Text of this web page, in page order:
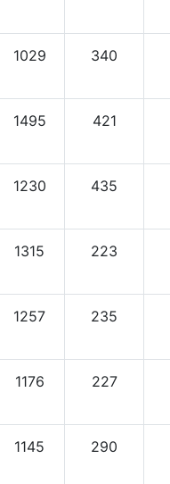
1029 340
1495 421
1230 435
1315 223
1257 235
1176 227
1145 290